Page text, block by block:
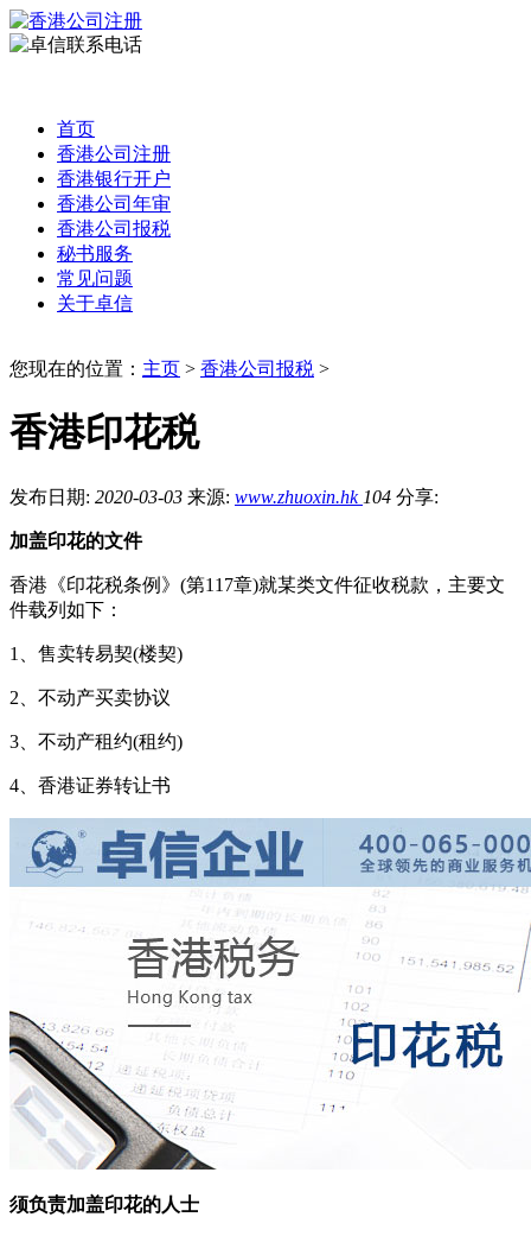
首页
香港公司注册
香港银行开户
香港公司年审
香港公司报税
秘书服务
常见问题
关于卓信
您现在的位置： 主页 > 香港公司报税 >
香港印花税
发布日期: 2020-03-03 来源: www.zhuoxin.hk 104 分享:
加盖印花的文件
香港《印花税条例》(第117章)就某类文件征收税款，主要文
件载列如下：
1、售卖转易契(楼契)
2、不动产买卖协议
3、不动产租约(租约)
4、香港证券转让书
须负责加盖印花的人士